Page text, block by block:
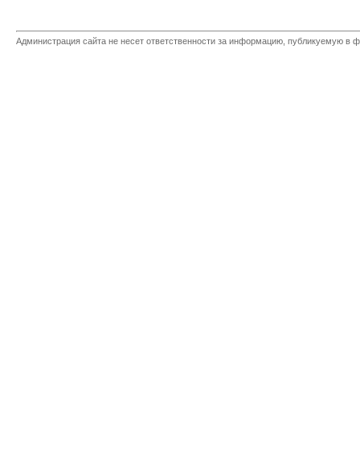
Администрация сайта не несет ответственности за информацию, публикуемую